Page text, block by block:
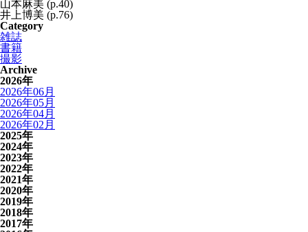
山本麻美 (p.40)
井上博美 (p.76)
Category
雑誌
書籍
撮影
Archive
2026年
2026年06月
2026年05月
2026年04月
2026年02月
2025年
2024年
2023年
2022年
2021年
2020年
2019年
2018年
2017年